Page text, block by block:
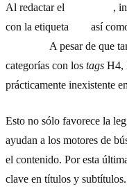
Al redactar el
,
con la etiqueta
así
A pesar de que
categorías con los tags H4,
prácticamente inexistente
Esto no sólo favorece la
ayudan a los motores de
el contenido. Por esta
clave en títulos y subtítulos.